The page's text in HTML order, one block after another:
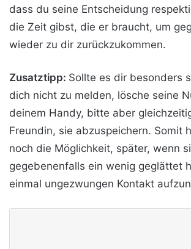
dass du seine Entscheidung
die Zeit gibst, die er braucht, um
wieder zu dir zurückzukommen.
Zusatztipp: Sollte es dir besonders
dich nicht zu melden, lösche seine
deinem Handy, bitte aber
Freundin, sie abzuspeichern. Somit
noch die Möglichkeit, später, wenn
gegebenenfalls ein wenig geglättet
einmal ungezwungen Kontakt